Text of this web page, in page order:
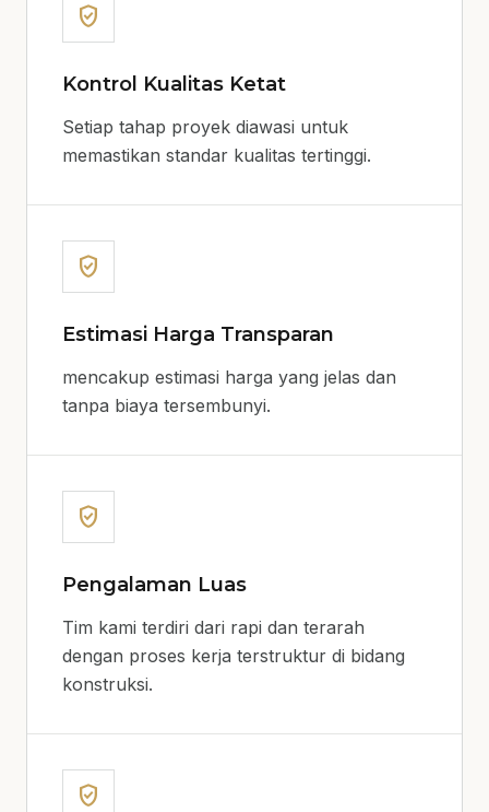
verified_user
Kontrol Kualitas Ketat
Setiap tahap proyek diawasi untuk
memastikan standar kualitas tertinggi.
verified_user
Estimasi Harga Transparan
mencakup estimasi harga yang jelas dan
tanpa biaya tersembunyi.
verified_user
Pengalaman Luas
Tim kami terdiri dari rapi dan terarah
dengan proses kerja terstruktur di bidang
konstruksi.
verified_user